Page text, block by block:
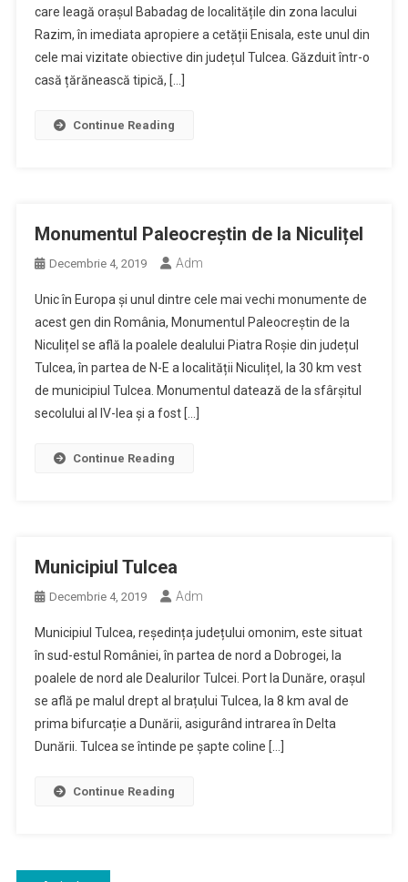
care leagă orașul Babadag de localitățile din zona lacului
Razim, în imediata apropiere a cetății Enisala, este unul din
cele mai vizitate obiective din județul Tulcea. Găzduit într-o
casă țărănească tipică, […]
Continue Reading
Monumentul Paleocreștin de la Niculițel
Decembrie 4, 2019 Adm
Unic în Europa și unul dintre cele mai vechi monumente de
acest gen din România, Monumentul Paleocreștin de la
Niculițel se află la poalele dealului Piatra Roșie din județul
Tulcea, în partea de N-E a localității Niculițel, la 30 km vest
de municipiul Tulcea. Monumentul datează de la sfârșitul
secolului al IV-lea și a fost […]
Continue Reading
Municipiul Tulcea
Decembrie 4, 2019 Adm
Municipiul Tulcea, reședința județului omonim, este situat
în sud-estul României, în partea de nord a Dobrogei, la
poalele de nord ale Dealurilor Tulcei. Port la Dunăre, orașul
se află pe malul drept al brațului Tulcea, la 8 km aval de
prima bifurcație a Dunării, asigurând intrarea în Delta
Dunării. Tulcea se întinde pe șapte coline […]
Continue Reading